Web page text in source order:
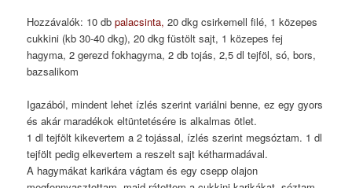
Hozzávalók: 10 db palacsinta,20 dkg csirkemell filé, 1 közepes
cukkini (kb 30-40 dkg), 20 dkg füstölt sajt, 1 közepes fej
hagyma, 2 gerezd fokhagyma, 2 db tojás, 2,5 dl tejföl, só, bors,
bazsalikom
Igazából, mindent lehet ízlés szerint variálni benne, ez egy gyors
és akár maradékok eltüntetésére is alkalmas ötlet.
1 dl tejfölt kikevertem a 2 tojással, ízlés szerint megsóztam. 1 dl
tejfölt pedig elkevertem a reszelt sajt kétharmadával.
A hagymákat karikára vágtam és egy csepp olajon